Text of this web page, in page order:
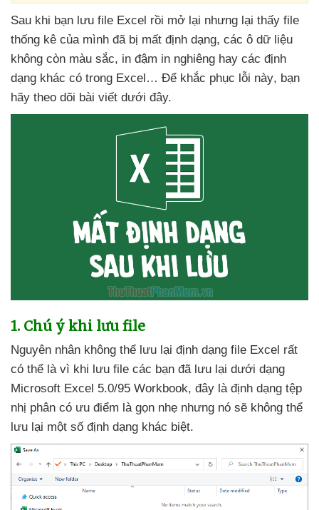
Sau khi bạn lưu file Excel rồi mở lại nhưng lại thấy file
thống kê của mình đã bị mất định dạng, các ô dữ liệu
không còn màu sắc, in đậm in nghiêng hay các định
dạng khác có trong Excel… Để khắc phục lỗi này, bạn
hãy theo dõi bài viết dưới đây.
1. Chú ý khi lưu file
Nguyên nhân không thể lưu lại định dạng file Excel rất
có thể là vì khi lưu file các bạn đã lưu lại dưới dạng
Microsoft Excel 5.0/95 Workbook, đây là định dạng tệp
nhị phân có ưu điểm là gọn nhẹ nhưng nó sẽ không thể
lưu lại một số định dạng khác biệt.